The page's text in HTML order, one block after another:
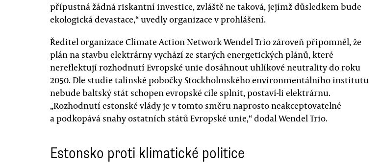
přípustná žádná riskantní investice, zvláště ne taková, jejímž důsledkem bude
ekologická devastace,“ uvedly organizace v prohlášení.
Ředitel organizace Climate Action Network Wendel Trio zároveň připomněl, že
plán na stavbu elektrárny vychází ze starých energetických plánů, které
nereflektují rozhodnutí Evropské unie dosáhnout uhlíkové neutrality do roku
2050. Dle studie talinské pobočky Stockholmského environmentálního institutu
nebude baltský stát schopen evropské cíle splnit, postaví-li elektrárnu.
„Rozhodnutí estonské vlády je v tomto směru naprosto neakceptovatelné
a podkopává snahy ostatních států Evropské unie,“ dodal Wendel Trio.
Estonsko proti klimatické politice